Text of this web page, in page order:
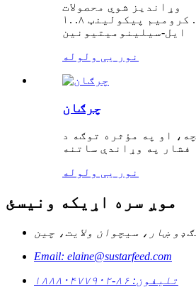
وړاندیز شوي محصولات
۱. د مسو ګلایسین چیلیټ ۲. د ټریبیسک مسو کلورایډ ۳. فیرس ګلایسین چیلیټ ۵. منګنیز امینو اسید چیلیټ ۶. زنک امینو اسید چیلیټ ۷. کرومیم پیکولینټ ۸.
ایل-سیلینومیتیونین
نور یی ولوله
چرګان
او په مؤثره توګه د
نور یی ولوله
موږ سره اړیکه ونیسئ
Email: elaine@sustarfeed.com
تلیفون: ۸۶-۱۸۸۸۰۴۷۷۹۰۲